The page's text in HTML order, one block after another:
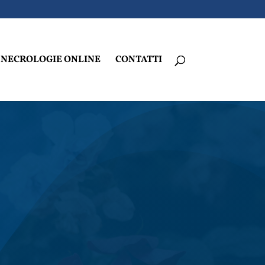
NECROLOGIE ONLINE CONTATTI